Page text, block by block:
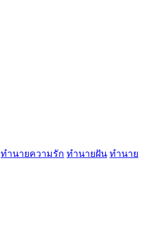
ทำนายความรัก ทำนายฝัน ทำนาย